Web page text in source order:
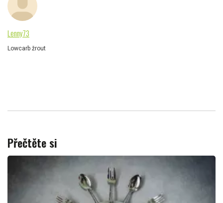
Lenny73
Lowcarb žrout
Přečtěte si